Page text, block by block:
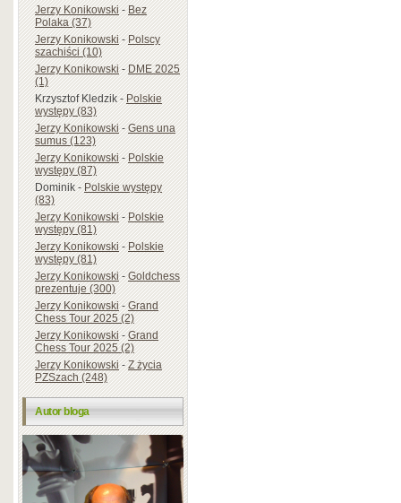
Jerzy Konikowski-Bez
Polaka (37)
Jerzy Konikowski-Polscy
szachiści (10)
Jerzy Konikowski-DME 2025
(1)
Krzysztof Kledzik-Polskie
występy (83)
Jerzy Konikowski-Gens una
sumus (123)
Jerzy Konikowski-Polskie
występy (87)
Dominik-Polskie występy
(83)
Jerzy Konikowski-Polskie
występy (81)
Jerzy Konikowski-Polskie
występy (81)
Jerzy Konikowski-Goldchess
prezentuje (300)
Jerzy Konikowski-Grand
Chess Tour 2025 (2)
Jerzy Konikowski-Grand
Chess Tour 2025 (2)
Jerzy Konikowski-Z życia
PZSzach (248)
Autor bloga